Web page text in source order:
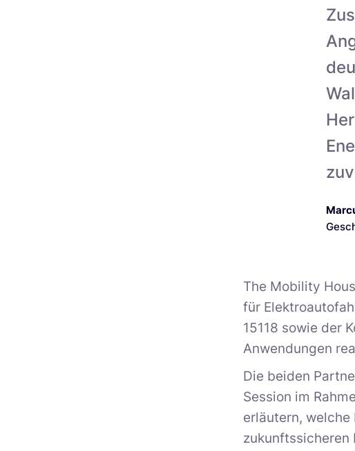
The Mobility
für
15118 sowie der
Anwendungen
Die beiden
Session im
erläutern,
zukunftssicheren